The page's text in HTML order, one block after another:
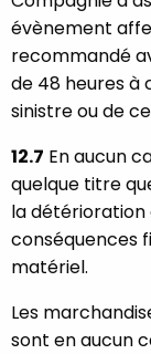
évènement
recommandé
de 48 heures à
sinistre ou de
12.7 En aucun
quelque titre
la détérioration
conséquences
matériel.
Les
sont en aucun